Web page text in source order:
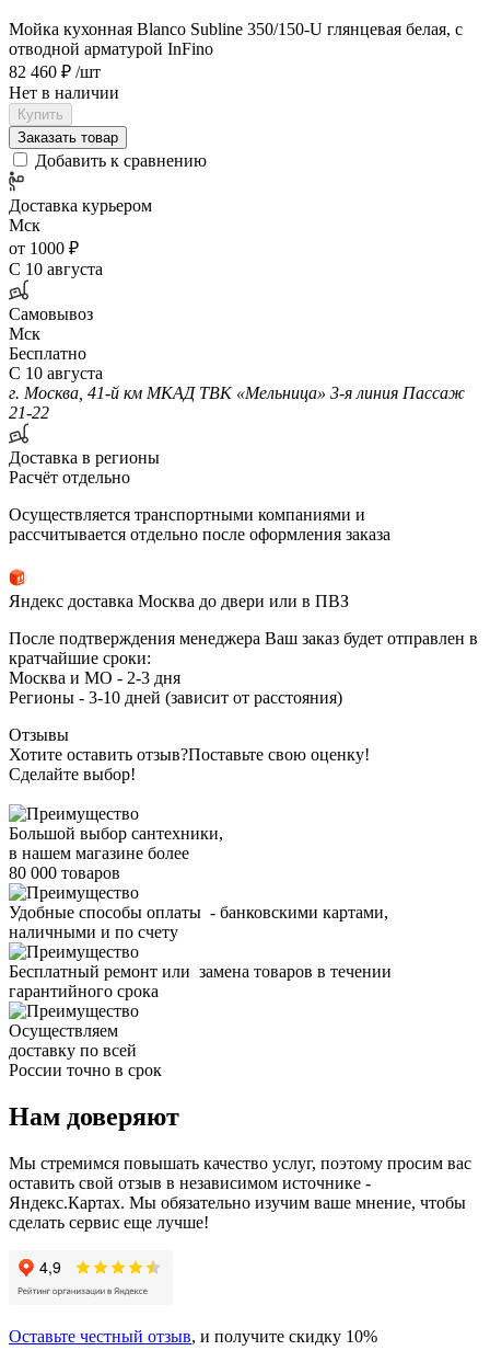
Мойка кухонная Blanco Subline 350/150-U глянцевая белая, с
отводной арматурой InFino
82 460 ₽ /шт
Нет в наличии
Купить
Заказать товар
Добавить к сравнению
Доставка курьером
Мск
от 1000 ₽
С 10 августа
Самовывоз
Мск
Бесплатно
С 10 августа
г. Москва, 41-й км МКАД ТВК «Мельница» 3-я линия Пассаж
21-22
Доставка в регионы
Расчёт отдельно
Осуществляется транспортными компаниями и
рассчитывается отдельно после оформления заказа
Яндекс доставка Москва до двери или в ПВЗ
После подтверждения менеджера Ваш заказ будет отправлен в
кратчайшие сроки:
Москва и МО - 2-3 дня
Регионы - 3-10 дней (зависит от расстояния)
Отзывы
Хотите оставить отзыв?Поставьте свою оценку!
Сделайте выбор!
Большой выбор сантехники,
в нашем магазине более
80 000 товаров
Удобные способы оплаты - банковскими картами,
наличными и по счету
Бесплатный ремонт или замена товаров в течении
гарантийного срока
Осуществляем
доставку по всей
России точно в срок
Нам доверяют
Мы стремимся повышать качество услуг, поэтому просим вас
оставить свой отзыв в независимом источнике -
Яндекс.Картах. Мы обязательно изучим ваше мнение, чтобы
сделать сервис еще лучше!
Оставьте честный отзыв, и получите скидку 10%